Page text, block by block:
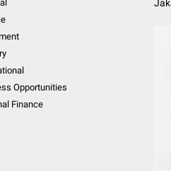
Opportunities
Finance